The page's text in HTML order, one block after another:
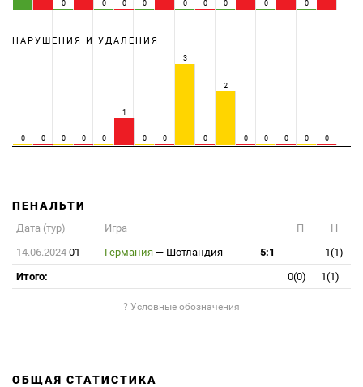
0 0 0 0 0 0 0 0 0
НАРУШЕНИЯ И УДАЛЕНИЯ
0 0 0 0 0
1
0 0
3
0
2
0 0 0 0 0
ПЕНАЛЬТИ
Дата (тур) Игра П
Н
14.06.2024 01 Германия — Шотландия 5:1
1(1)
Итого:
0(0) 1(1)
? Условные обозначения
ОБЩАЯ СТАТИСТИКА